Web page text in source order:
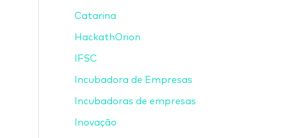
Catarina
HackathOrion
IFSC
Incubadora de Empresas
Incubadoras de empresas
Inovação